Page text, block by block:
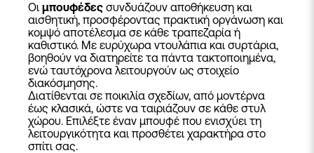
Οι μπουφέδες συνδυάζουν αποθήκευση και
αισθητική, προσφέροντας πρακτική οργάνωση και
κομψό αποτέλεσμα σε κάθε τραπεζαρία ή
καθιστικό. Με ευρύχωρα ντουλάπια και συρτάρια,
βοηθούν να διατηρείτε τα πάντα τακτοποιημένα,
ενώ ταυτόχρονα λειτουργούν ως στοιχείο
διακόσμησης.
Διατίθενται σε ποικιλία σχεδίων, από μοντέρνα
έως κλασικά, ώστε να ταιριάζουν σε κάθε στυλ
χώρου. Επιλέξτε έναν μπουφέ που ενισχύει τη
λειτουργικότητα και προσθέτει χαρακτήρα στο
σπίτι σας.